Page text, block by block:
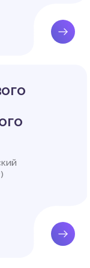
УГОЛОВНО-
среды, прежде
толкования,
476 изученных
на отсутствие у
азартом.